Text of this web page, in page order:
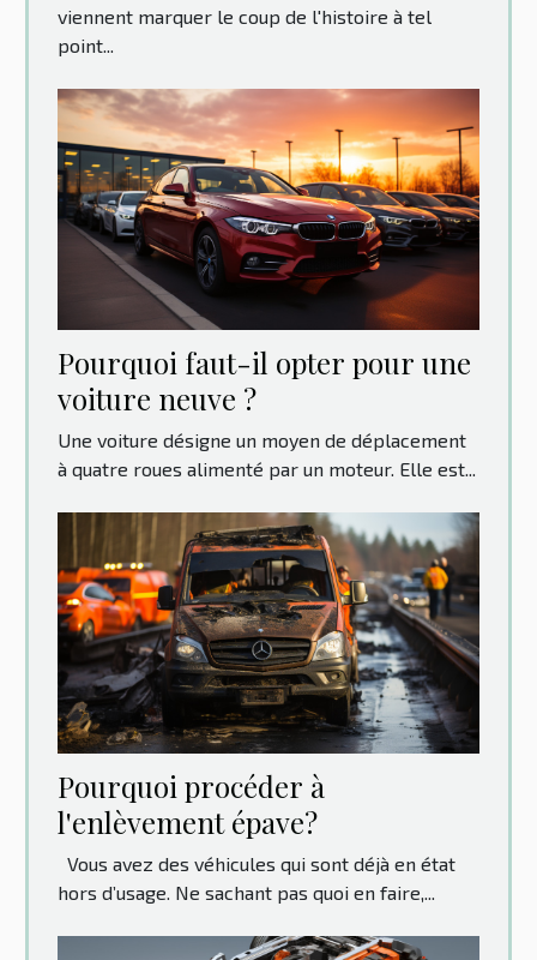
viennent marquer le coup de l'histoire à tel
point...
Pourquoi faut-il opter pour une
voiture neuve ?
Une voiture désigne un moyen de déplacement
à quatre roues alimenté par un moteur. Elle est...
Pourquoi procéder à
l'enlèvement épave?
Vous avez des véhicules qui sont déjà en état
hors d’usage. Ne sachant pas quoi en faire,...